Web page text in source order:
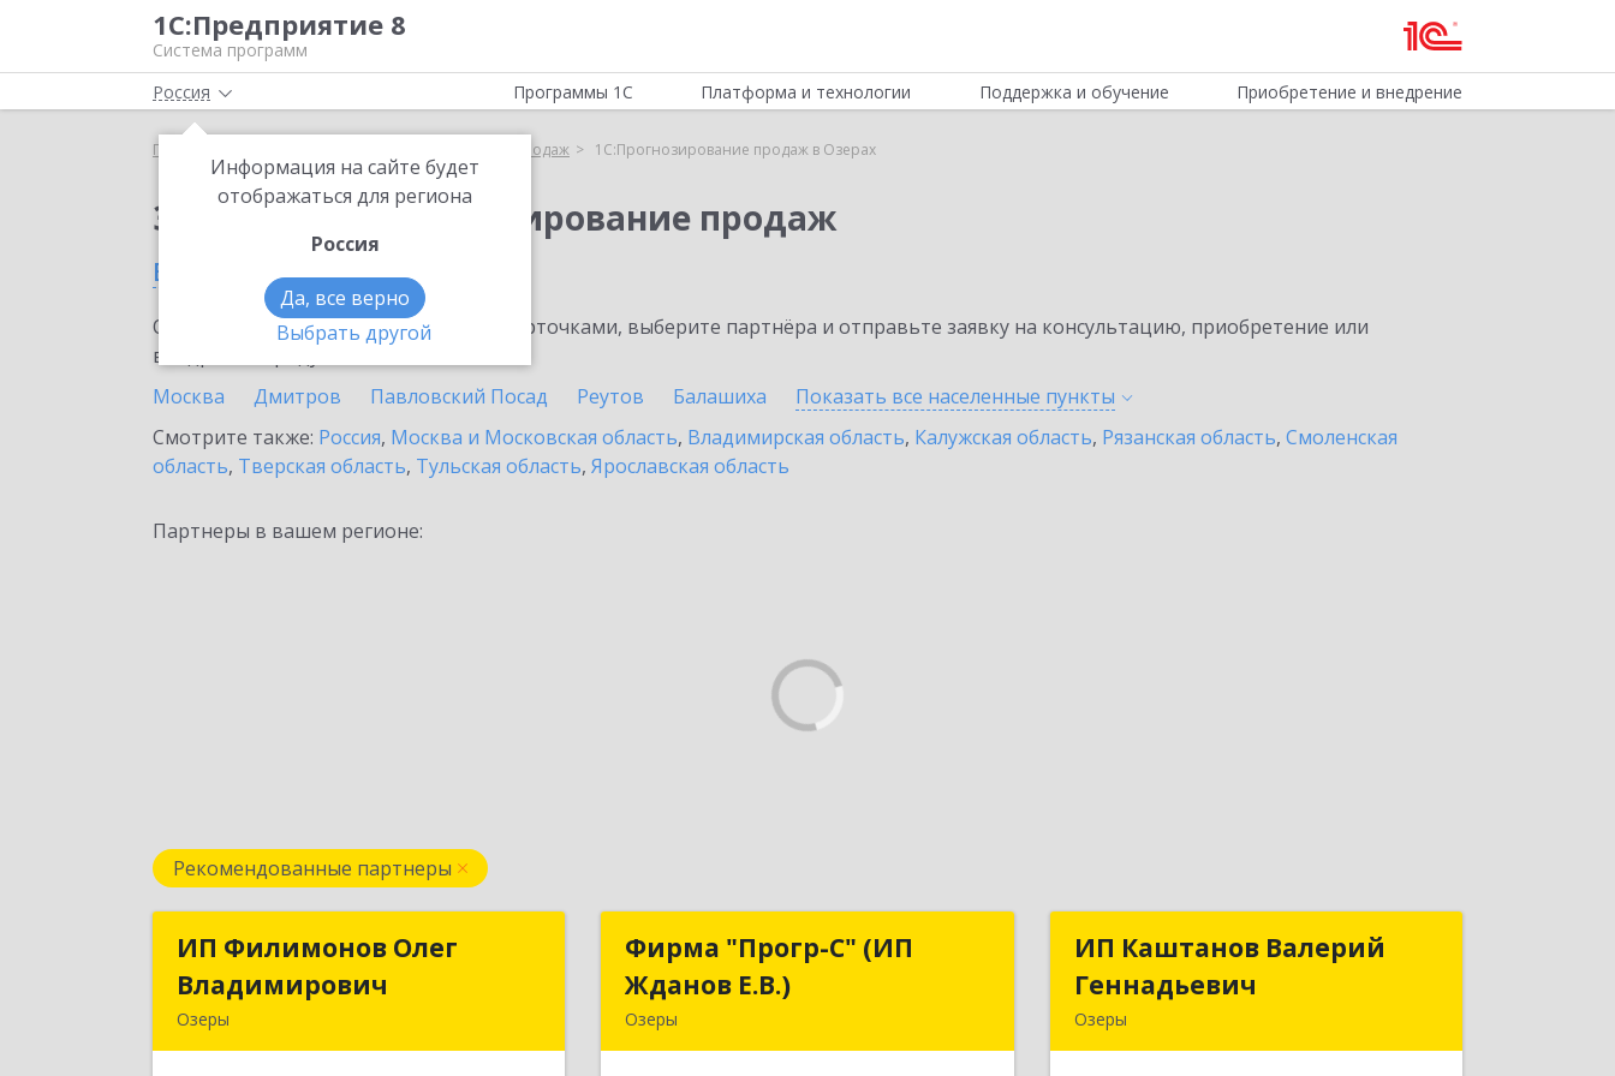
1С:Предприятие 8
Система программ
Россия
Информация на сайте будет
отображаться для региона
Россия
Да, все верно
Выбрать другой
Программы 1С Платформа и технологии Поддержка и обучение Приобретение и внедрение
Главная 1С:Прогнозирование продаж 1С:Прогнозирование продаж в Озерах
Заказать 1С:Прогнозирование продаж
в Озерах
Ознакомьтесь с информационными карточками, выберите партнёра и отправьте заявку на консультацию, приобретение или
внедрение продукта.
Москва
Дмитров Павловский Посад Реутов Балашиха Показать все населенные пункты
Смотрите также: Россия, Москва и Московская область, Владимирская область, Калужская область, Рязанская область, Смоленская
область, Тверская область, Тульская область, Ярославская область
Партнеры в вашем регионе:
Рекомендованные партнеры
ИП Филимонов Олег
Владимирович
Озеры
ИП Филимонов Олег
Владимирович
Фирма "Прогр-С" (ИП
Жданов Е.В.)
Озеры
Фирма "Прогр-С" (ИП
ИП Каштанов Валерий
Геннадьевич
Озеры
ИП Каштанов Валерий